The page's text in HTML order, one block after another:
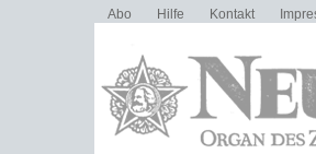
Abo Hilfe Kontakt